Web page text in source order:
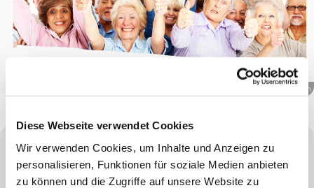
Diese Webseite verwendet Cookies
Wir verwenden Cookies, um Inhalte und Anzeigen zu
personalisieren, Funktionen für soziale Medien anbieten
zu können und die Zugriffe auf unsere Website zu
© canva.com
Mittwoch, 26. August 2026, 14:30 - 16:30 Uhr